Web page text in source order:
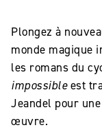
Plongez à
monde magique
les romans du
impossibleest
Jeandel pour
œuvre.